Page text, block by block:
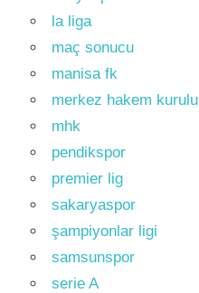
la liga
maç sonucu
manisa fk
merkez hakem kurulu
mhk
pendikspor
premier lig
sakaryaspor
şampiyonlar ligi
samsunspor
serie A